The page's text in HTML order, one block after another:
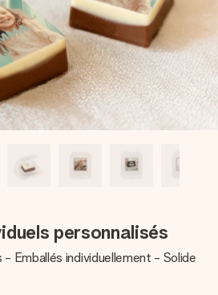
en quelques étapes – avec
ou un message qui touche le cœur.
tout l’amour pour le moment idéal.
personnalisés
- Emballés individuellement - Solide